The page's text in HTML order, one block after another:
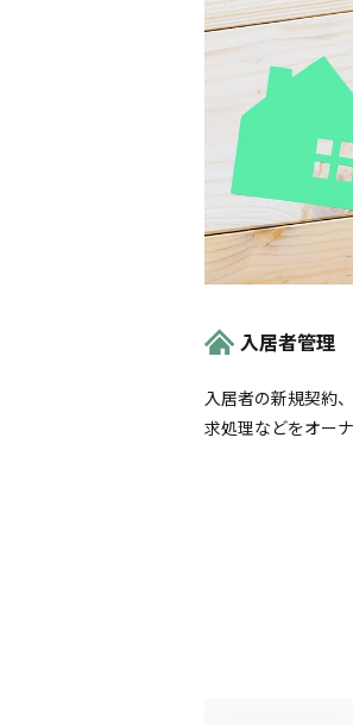
入居者管理
入居者の新規契約
求処理などをオー